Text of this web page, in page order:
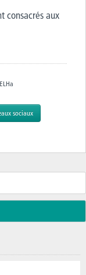
consacrés aux
sociaux